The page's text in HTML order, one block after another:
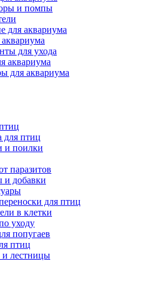
и помпы
для аквариума
для ухода
аквариума
для аквариума
для птиц
и поилки
паразитов
добавки
для птиц
в клетки
уходу
попугаев
птиц
лестницы